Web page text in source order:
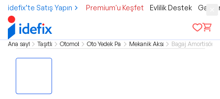
idefix’te Satış Yapın Premium'u Keşfet Evlilik Destek
Ana sayfa Taşıtlar Otomobil Oto Yedek Parça Mekanik Aksam Bagaj